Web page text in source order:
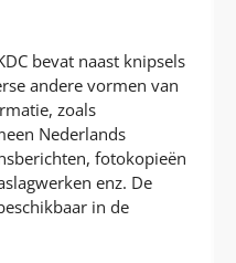
bevat naast knipsels
andere vormen van
zoals
Nederlands
fotokopieën
enz. De
in de